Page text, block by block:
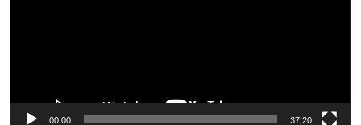
00:00 37:20